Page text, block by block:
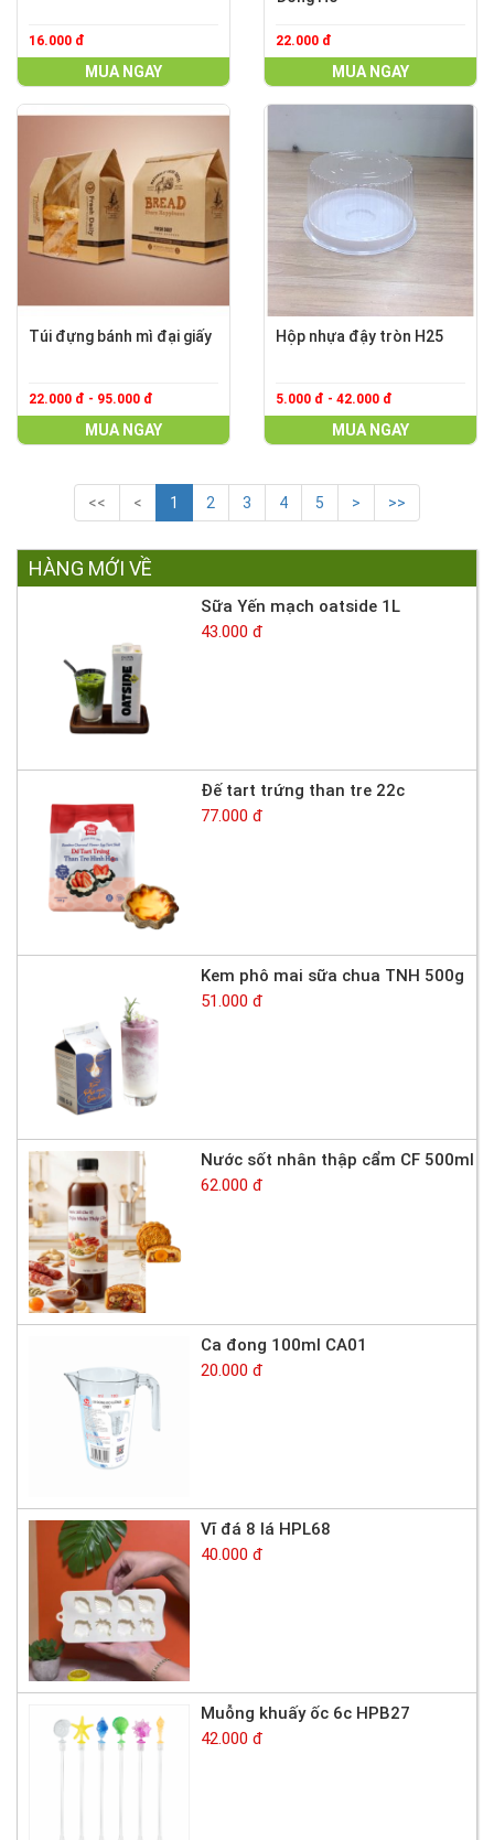
16.000 đ
MUA NGAY
22.000 đ
MUA NGAY
Túi đựng bánh mì đại giấy
22.000 đ - 95.000 đ
MUA NGAY
Hộp nhựa đậy tròn H25
5.000 đ - 42.000 đ
MUA NGAY
<< < 1 2 3 4 5 > >>
HÀNG MỚI VỀ
Sữa Yến mạch oatside 1L
43.000 đ
Đế tart trứng than tre 22c
77.000 đ
Kem phô mai sữa chua TNH 500g
51.000 đ
Nước sốt nhân thập cẩm CF 500ml
62.000 đ
Ca đong 100ml CA01
20.000 đ
Vĩ đá 8 lá HPL68
40.000 đ
Muỗng khuấy ốc 6c HPB27
42.000 đ